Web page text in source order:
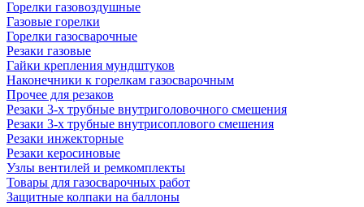
Горелки газовоздушные
Газовые горелки
Горелки газосварочные
Резаки газовые
Гайки крепления мундштуков
Наконечники к горелкам газосварочным
Прочее для резаков
Резаки 3-х трубные внутриголовочного смешения
Резаки 3-х трубные внутрисоплового смешения
Резаки инжекторные
Резаки керосиновые
Узлы вентилей и ремкомплекты
Товары для газосварочных работ
Защитные колпаки на баллоны